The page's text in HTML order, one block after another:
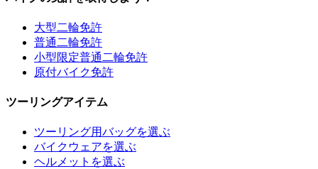
大型二輪免許
普通二輪免許
小型限定普通二輪免許
原付バイク免許
ツーリングアイテム
ツーリング用バッグを選ぶ
バイクウェアを選ぶ
ヘルメットを選ぶ